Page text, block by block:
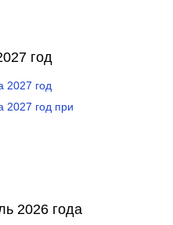
год
2027 год
2027 год при
2026 года